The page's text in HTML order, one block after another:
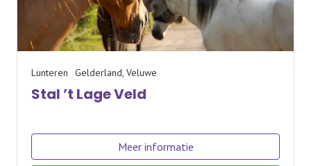
Lunteren Gelderland, Veluwe
Stal ’t Lage Veld
Meer informatie